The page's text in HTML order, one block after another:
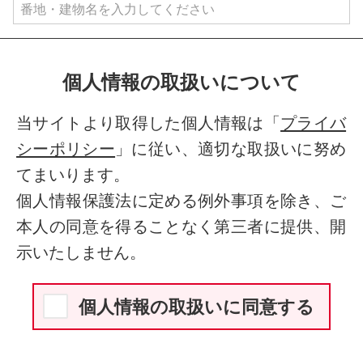
個人情報の取扱いについて
当サイトより取得した個人情報は「プライバ
シーポリシー 」に従い、適切な取扱いに努め
てまいります。
個人情報保護法に定める例外事項を除き、ご
本人の同意を得ることなく第三者に提供、開
示いたしません。
個人情報の取扱いに同意する